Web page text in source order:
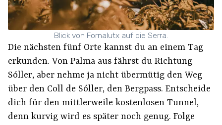
Blick von Fornalutx auf die Serra.
Die nächsten fünf Orte kannst du an einem Tag
erkunden. Von Palma aus fährst du Richtung
Sóller, aber nehme ja nicht übermütig den Weg
über den Coll de Sóller, den Bergpass. Entscheide
dich für den mittlerweile kostenlosen Tunnel,
denn kurvig wird es später noch genug. Folge